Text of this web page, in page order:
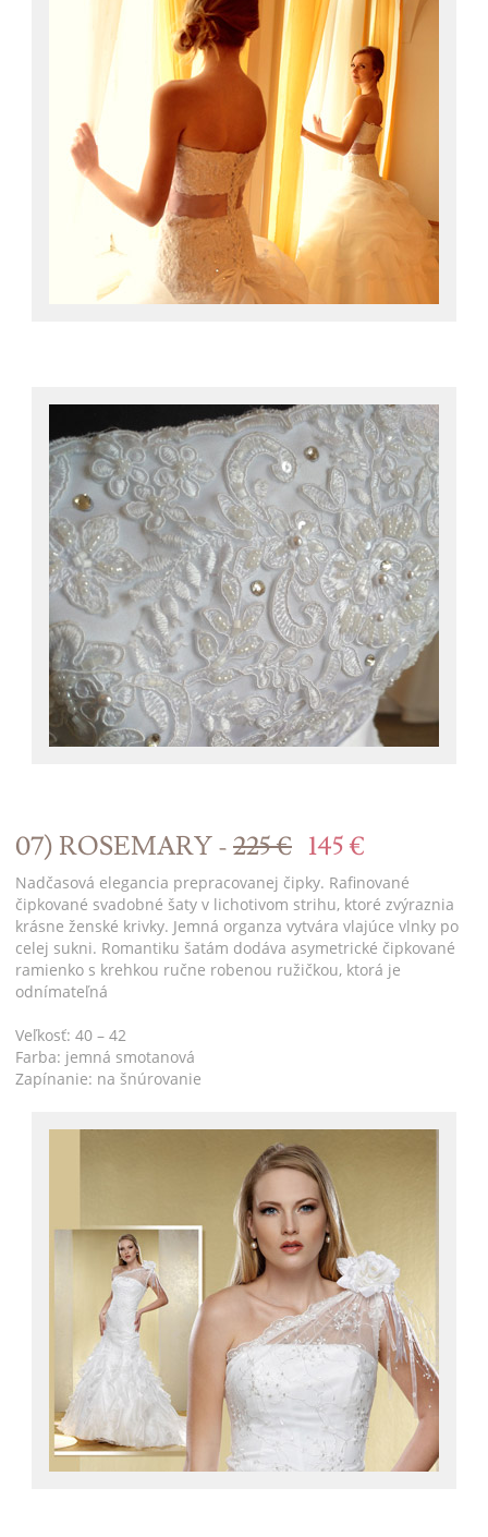
07) ROSEMARY -225 € 145 €
Nadčasová elegancia prepracovanej čipky. Rafinované
čipkované svadobné šaty v lichotivom strihu, ktoré zvýraznia
krásne ženské krivky. Jemná organza vytvára vlajúce vlnky po
celej sukni. Romantiku šatám dodáva asymetrické čipkované
ramienko s krehkou ručne robenou ružičkou, ktorá je
odnímateľná
Veľkosť: 40 – 42
Farba: jemná smotanová
Zapínanie: na šnúrovanie